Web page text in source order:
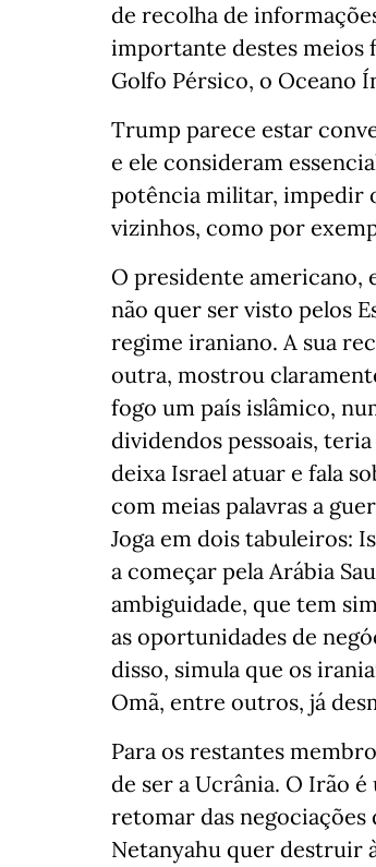
de recolha de
importante destes meios
Golfo Pérsico, o Oceano
Trump parece estar
e ele consideram
potência militar, impedir
vizinhos, como por
O presidente americano,
não quer ser visto pelos
regime iraniano. A sua
outra, mostrou
fogo um país islâmico,
dividendos pessoais,
deixa Israel atuar e fala
com meias palavras a
Joga em dois tabuleiros:
a começar pela Arábia
ambiguidade, que tem
as oportunidades de
disso, simula que os
Omã, entre outros, já
Para os restantes
de ser a Ucrânia. O Irão
retomar das negociações
Netanyahu quer destruir